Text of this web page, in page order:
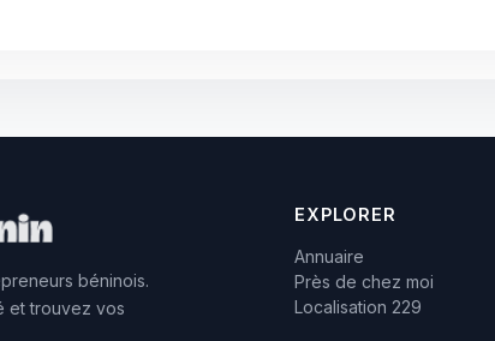
béninois.
et trouvez vos
EXPLORER
Annuaire
Près de chez moi
Localisation 229